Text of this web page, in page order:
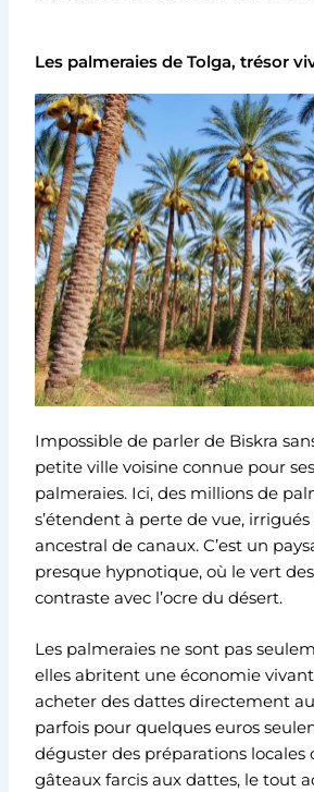
Les palmeraies de Tolga, trésor
Impossible de parler de Biskra
petite ville voisine connue pour
palmeraies. Ici, des millions de
s’étendent à perte de vue,
ancestral de canaux. C’est un
presque hypnotique, où le vert
contraste avec l’ocre du désert.
Les palmeraies ne sont pas
elles abritent une économie
acheter des dattes directement
parfois pour quelques euros
déguster des préparations locales
gâteaux farcis aux dattes, le tout